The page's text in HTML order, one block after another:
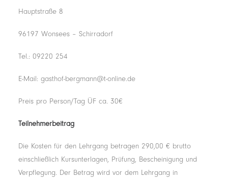
Hauptstraße 8
96197 Wonsees – Schirradorf
Tel.: 09220 254
E-Mail: gasthof-bergmann@t-online.de
Preis pro Person/Tag ÜF ca. 30€
Teilnehmerbeitrag
Die Kosten für den Lehrgang betragen 290,00 € brutto
einschließlich Kursunterlagen, Prüfung, Bescheinigung und
Verpflegung. Der Betrag wird vor dem Lehrgang in